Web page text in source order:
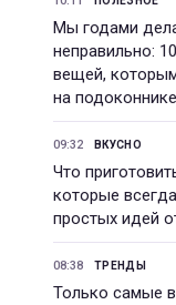
Мы годами
неправильно:
вещей,
на подоконнике
09:32 ВКУСНО
Что
которые
простых идей
08:38 ТРЕНДЫ
Только самые